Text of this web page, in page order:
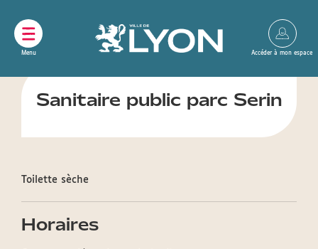
Sanitaire public parc Serin
Toilette sèche
Horaires